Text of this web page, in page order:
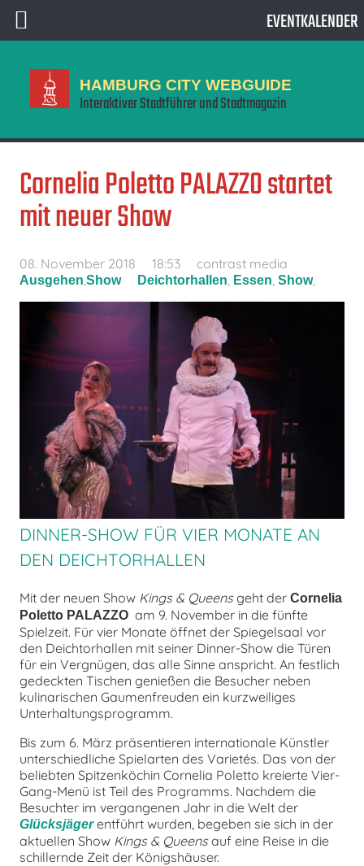
HAMBURG CITY WEBGUIDE
Interaktiver Stadtführer und Stadtmagazin
Cornelia Poletto PALAZZO startet
mit neuer Show
08. November 2018 18:53 contrast media
Ausgehen Show Deichtorhallen Essen Show,
DINNER-SHOW FÜR VIER MONATE AN
DEN DEICHTORHALLEN
Mit der neuen Show Kings & Queens geht der Cornelia
Poletto PALAZZO am 9. November in die fünfte
Spielzeit. Für vier Monate öffnet der Spiegelsaal vor
den Deichtorhallen mit seiner Dinner-Show die Türen
für ein Vergnügen, das alle Sinne anspricht. An festlich
gedeckten Tischen genießen die Besucher neben
kulinarischen Gaumenfreuden ein kurzweiliges
Unterhaltungsprogramm.
Bis zum 6. März präsentieren internationale Künstler
unterschiedliche Spielarten des Varietés. Das von der
beliebten Spitzenköchin Cornelia Poletto kreierte Vier-
Gang-Menü ist Teil des Programms. Nachdem die
Besuchter im vergangenen Jahr in die Welt der
Glücksjägerentführt wurden, begeben sie sich in der
aktuellen Show Kings & Queens auf eine Reise in die
schillernde Zeit der Königshäuser.
EVENTKALENDER